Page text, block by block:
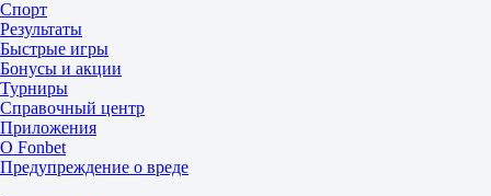
Спорт
Результаты
Быстрые игры
Бонусы и акции
Турниры
Справочный центр
Приложения
О Fonbet
Предупреждение о вреде